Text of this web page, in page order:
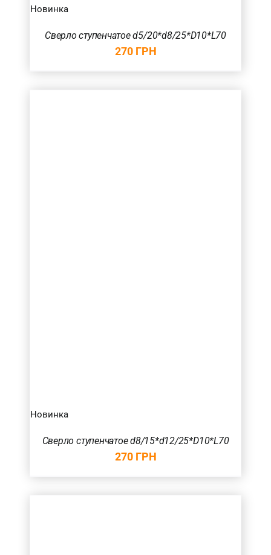
Новинка
Сверло ступенчатое d5/20*d8/25*D10*L70
270 ГРН
Новинка
Сверло ступенчатое d8/15*d12/25*D10*L70
270 ГРН